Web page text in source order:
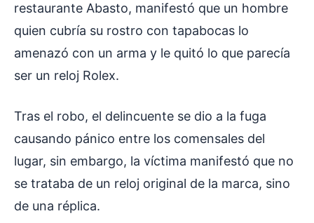
restaurante Abasto, manifestó que un hombre
quien cubría su rostro con tapabocas lo
amenazó con un arma y le quitó lo que parecía
ser un reloj Rolex.
Tras el robo, el delincuente se dio a la fuga
causando pánico entre los comensales del
lugar, sin embargo, la víctima manifestó que no
se trataba de un reloj original de la marca, sino
de una réplica.